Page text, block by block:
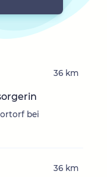
bei
36 km
36 km